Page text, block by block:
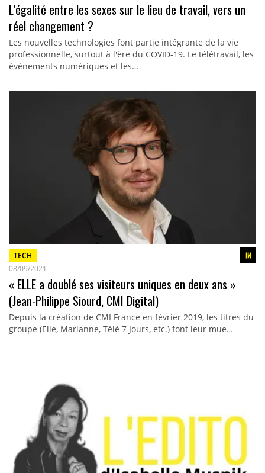
L’égalité entre les sexes sur le lieu de travail, vers un
réel changement ?
Les nouvelles technologies font partie intégrante de la vie
professionnelle, surtout à l'ère du COVID-19. Le télétravail, les
événements numériques et les…
TECH
08/09/2021
« ELLE a doublé ses visiteurs uniques en deux ans »
(Jean-Philippe Siourd, CMI Digital)
Depuis la création de CMI France en février 2019, les titres du
groupe (Elle, Marianne, Télé 7 Jours, etc.) font leur mue…